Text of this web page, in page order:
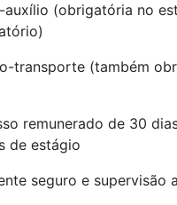
auxílio (obrigatória no
transporte (também
remunerado de 30
de estágio
seguro e supervisão